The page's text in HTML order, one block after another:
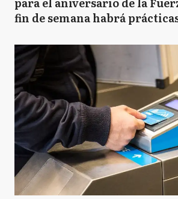
fin de semana habrá